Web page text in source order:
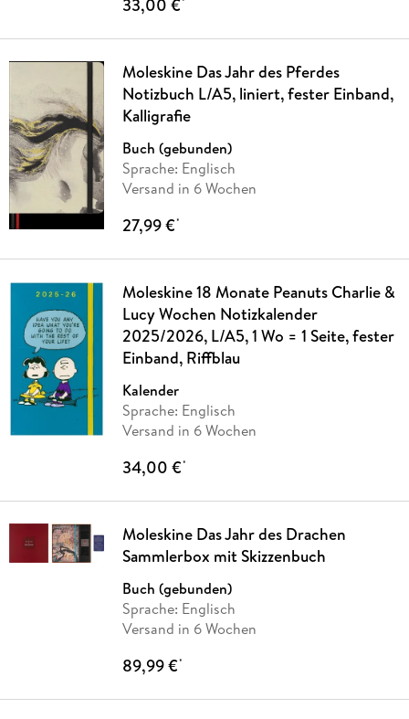
33,00 €
Moleskine Das Jahr des Pferdes
Notizbuch L/A5, liniert, fester Einband,
Kalligrafie
Buch (gebunden)
Sprache: Englisch
Versand in 6 Wochen
27,99 €*
Moleskine 18 Monate Peanuts Charlie &
Lucy Wochen Notizkalender
2025/2026, L/A5, 1 Wo = 1 Seite, fester
Einband, Riffblau
Kalender
Sprache: Englisch
Versand in 6 Wochen
34,00 €*
Moleskine Das Jahr des Drachen
Sammlerbox mit Skizzenbuch
Buch (gebunden)
Sprache: Englisch
Versand in 6 Wochen
89,99 €*